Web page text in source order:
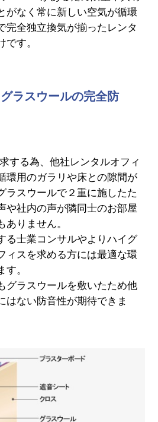
がなく常に新しい空気が循環
完全独立換気が揃ったレンタ
です。
ラスウールの完全防
する為、他社レンタルオフィ
環用のガラリや床との隙間が
ラスウールで２重に施したた
や社内の声が隣同士のお部屋
ありません。
る士業コンサルやよりハイグ
ィスを求める方には最適な環
。
グラスウールを敷いたため他
はない防音性が期待できま